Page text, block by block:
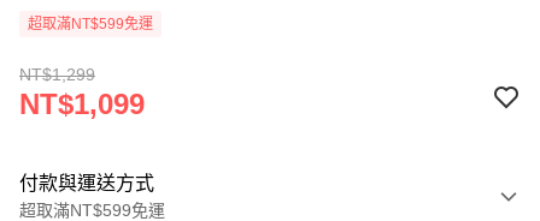
超取滿NT$599免運
NT$1,299
NT$1,099
付款與運送方式
超取滿NT$599免運